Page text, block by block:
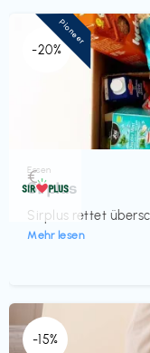
-20%
Essen
Sirplus
Sirplus rettet
Mehr lesen
€‎
Pioneer
-15%